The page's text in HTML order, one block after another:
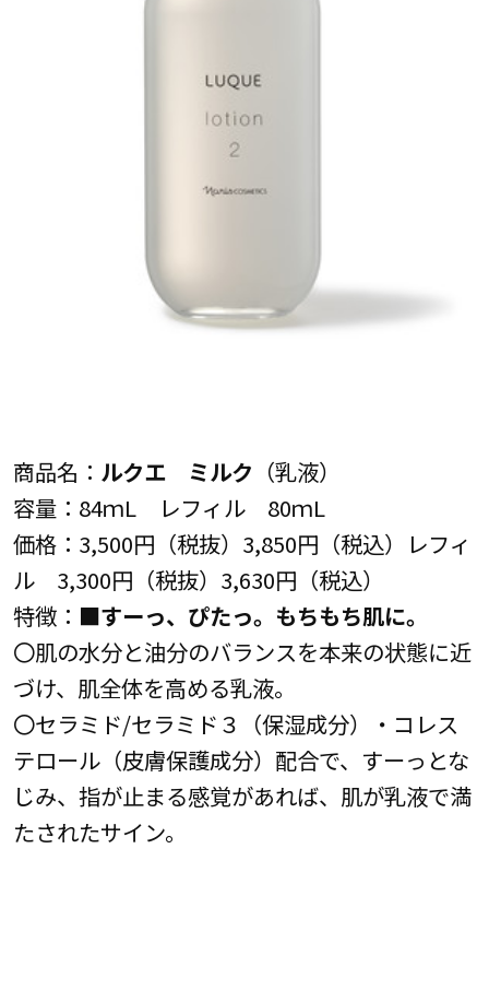
商品名： ルクエ ミルク （乳液）
容量：84ｍL レフィル 80ｍL
価格：3,500円（税抜）3,850円（税込）レフィ
ル 3,300円（税抜）3,630円（税込）
特徴： ■すーっ、ぴたっ。もちもち肌に。
〇肌の水分と油分のバランスを本来の状態に近
づけ、肌全体を高める乳液。
〇セラミド/セラミド３（保湿成分）・コレス
テロール（皮膚保護成分）配合で、すーっとな
じみ、指が止まる感覚があれば、肌が乳液で満
たされたサイン。